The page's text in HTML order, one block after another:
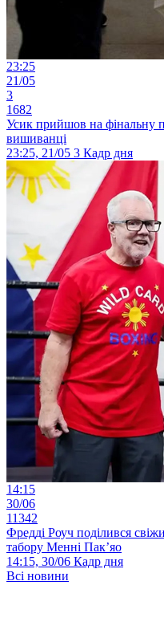
23:25
21/05
3
1682
Усик прийшов на фінальну
вишиванці
23:25, 21/05 3 Кадр дня
14:15
30/06
11342
Фредді Роуч поділився
табору Менні Пак’яо
14:15, 30/06 Кадр дня
Всі новини